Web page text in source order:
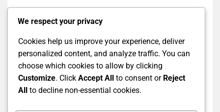
Na przykład, bowler Testowy może polegać na
często używa wolniejszych piłek i yorkerów, aby
zakłócić timing batsmenów. Tempogry wT20
oznacza również, że fielders muszą być zwinni i
szybko reagować, co kontrastuje z bardziej
wyważonym podejściem w meczach Testowych.
We respect your privacy
Cookies help us improve your experience, deliver
personalized content, and analyze traffic. You can
choose which cookies to allow by clicking
Customize. Click Accept All to consent or Reject
All to decline non-essential cookies.